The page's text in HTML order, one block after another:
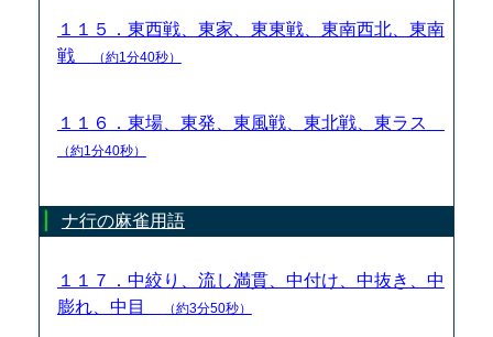
１１５．東西戦、東家、東東戦、東南西北、東南
戦
（約1分40秒）
１１６．東場、東発、東風戦、東北戦、東ラス
（約1分40秒）
ナ行の麻雀用語
１１７．中絞り、流し満貫、中付け、中抜き、中
膨れ、中目
（約3分50秒）